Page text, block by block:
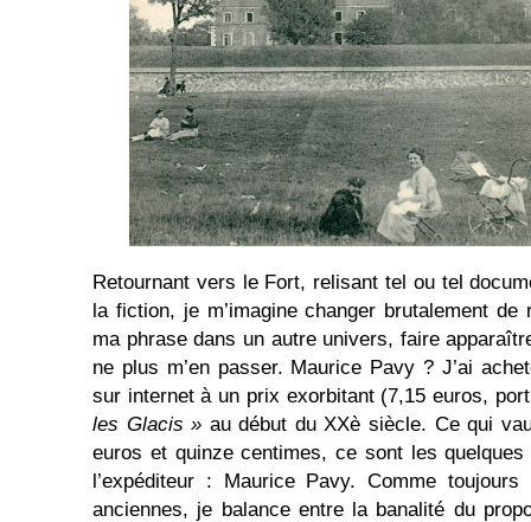
Retournant vers le Fort, relisant tel ou tel
la fiction, je m’imagine changer brutalement
ma phrase dans un autre univers, faire
ne plus m’en passer. Maurice Pavy ? J’ai
sur internet à un prix exorbitant (7,15 euros,
les Glacis » au début du XXè siècle. Ce qui
euros et quinze centimes, ce sont les
l’expéditeur : Maurice Pavy. Comme
anciennes, je balance entre la banalité du